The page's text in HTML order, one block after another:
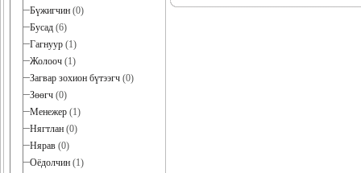
Бүжигчин (0)
Бусад (6)
Гагнуур (1)
Жолооч (1)
Загвар зохион бүтээгч (0)
Зөөгч (0)
Менежер (1)
Нягтлан (0)
Нярав (0)
Оёдолчин (1)